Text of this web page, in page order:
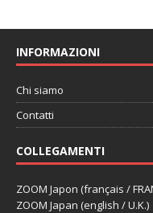
INFORMAZIONI
Chi siamo
Contatti
COLLEGAMENTI
ZOOM Japon (français /
ZOOM Japan (english / U.K.)